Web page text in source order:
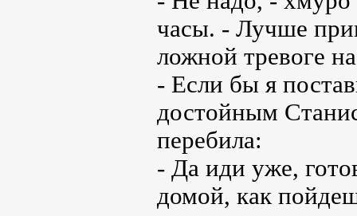
часы. - Лучше
ложной тревоге
- Если бы я
достойным
перебила:
- Да иди уже,
домой, как